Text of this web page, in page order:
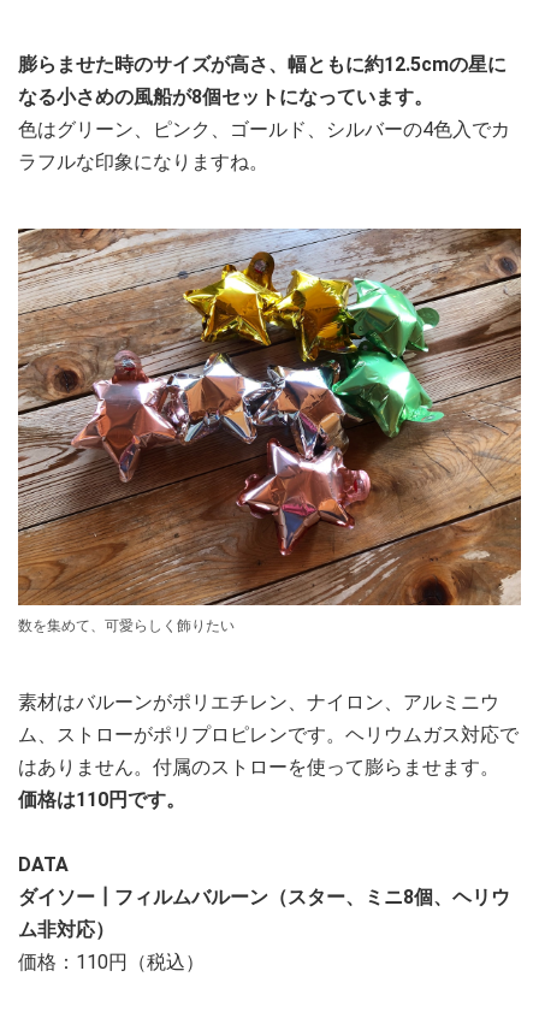
膨らませた時のサイズが高さ、幅ともに約12.5cmの星に
なる小さめの風船が8個セットになっています。
色はグリーン、ピンク、ゴールド、シルバーの4色入でカ
ラフルな印象になりますね。
数を集めて、可愛らしく飾りたい
素材はバルーンがポリエチレン、ナイロン、アルミニウ
ム、ストローがポリプロピレンです。ヘリウムガス対応で
はありません。付属のストローを使って膨らませます。
価格は110円です。
DATA
ダイソー┃フィルムバルーン（スター、ミニ8個、ヘリウ
ム非対応）
価格：110円（税込）